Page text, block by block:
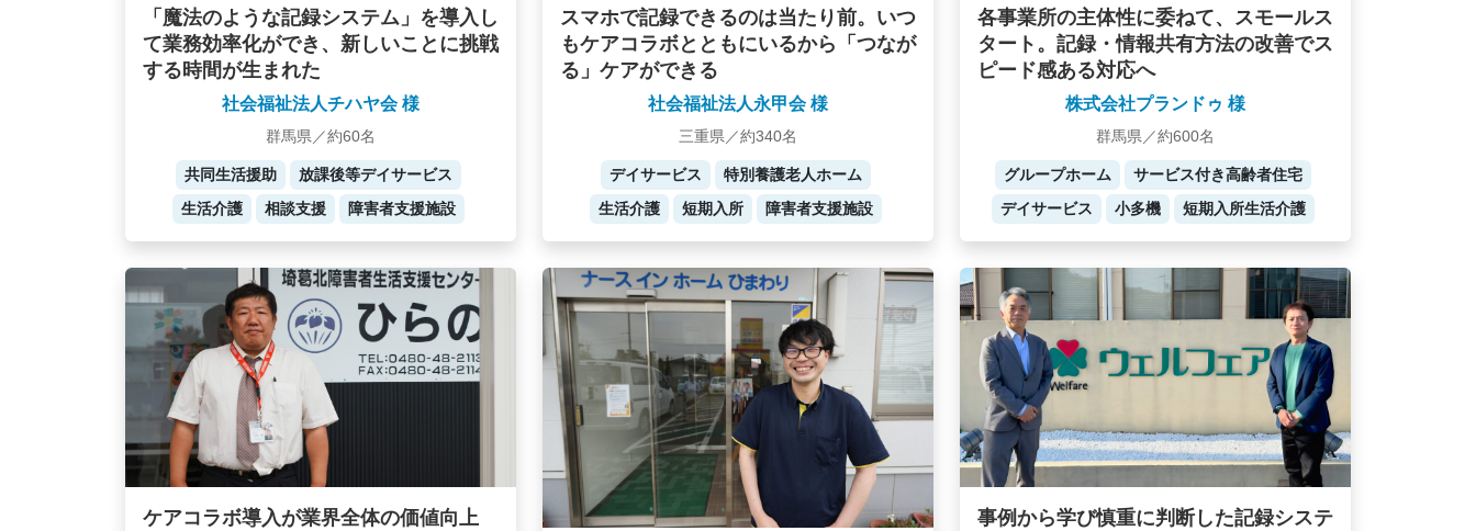
「魔法のような記録システム」を導入し
て業務効率化ができ、新しいことに挑戦
する時間が生まれた
社会福祉法人チハヤ会 様
群馬県／約60名
共同生活援助
放課後等デイサービス
生活介護
相談支援 障害者支援施設
スマホで記録できるのは当たり前。いつ
もケアコラボとともにいるから「つなが
る」ケアができる
社会福祉法人永甲会 様
三重県／約340名
デイサービス
特別養護老人ホーム
生活介護
短期入所 障害者支援施設
各事業所の主体性に委ねて、スモールス
タート。記録・情報共有方法の改善でス
ピード感ある対応へ
株式会社プランドゥ 様
群馬県／約600名
グループホーム
サービス付き高齢者住宅
デイサービス
小多機 短期入所生活介護
ケアコラボ導入が業界全体の価値向上
事例から学び慎重に判断した記録システ